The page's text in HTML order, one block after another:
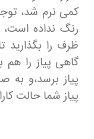
کمی نرم شد،
رنگ نداده
ظرف را بگذارید
گاهی پیاز را
پیاز برسد،و
پیاز شما حالت